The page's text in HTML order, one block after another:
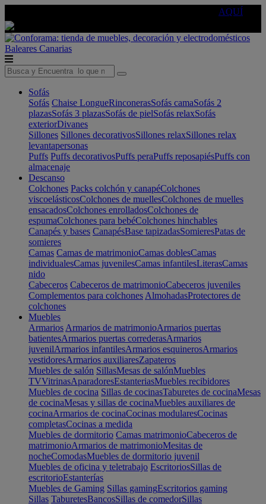
AQUÍ
Baleares Canarias
Sofás
Sofás Chaise LongueRinconerasSofás camaSofás 2
plazasSofás 3 plazasSofás de pielSofás relaxSofás
exteriorDivanes
Sillones Sillones decorativosSillones relaxSillones relax
levantapersonas
Puffs Puffs decorativosPuffs peraPuffs reposapiésPuffs con
almacenaje
Descanso
Colchones Packs colchón y canapéColchones
viscoelásticosColchones de muellesColchones de muelles
ensacadosColchones enrolladosColchones de
espumaColchones para bebéColchones hinchables
Canapés y bases CanapésBase tapizadasSomieresPatas de
somieres
Camas Camas de matrimonioCamas doblesCamas
individualesCamas juvenilesCamas infantilesLiterasCamas
nido
Cabeceros Cabeceros de matrimonioCabeceros juveniles
Complementos para colchones AlmohadasProtectores de
colchones
Muebles
Armarios Armarios de matrimonioArmarios puertas
batientesArmarios puertas correderasArmarios
juvenilArmarios infantilesArmarios esquinerosArmarios
vestidoresArmarios auxiliaresZapateros
Muebles de salón SillasMesas de salónMuebles
TVVitrinasAparadoresEstanteriasMuebles recibidores
Muebles de cocina Sillas de cocinasTaburetes de cocinaMesas
de cocinaMesas y sillas de cocinaMuebles auxiliares de
cocinaArmarios de cocinaCocinas modularesCocinas
completasCocinas a medida
Muebles de dormitorio Camas matrimonioCabeceros de
matrimonioArmarios de matrimonioMesitas de
nocheComodasMuebles de dormitorio juvenil
Muebles de oficina y teletrabajo EscritoriosSillas de
escritorioEstanterías
Muebles de Gaming Sillas gamingEscritorios gaming
Sillas TaburetesBancosSillas de comedorSillas